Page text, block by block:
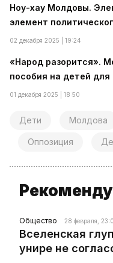
Ноу-хау Молдовы.
элемент
02 декабря 2025 | 19:24
«Народ разорится».
пособия на детей
01 декабря 2025 | 18:50
Дети Молдова
Оппозиция
Общество 28 февраля,
Вселенская
унире не